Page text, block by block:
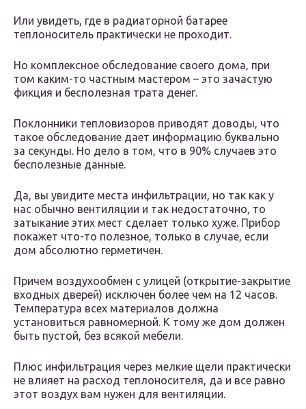
Или увидеть, где в радиаторной батарее
теплоноситель практически не проходит.
Но комплексное обследование своего дома, при
том каким-то частным мастером – это зачастую
фикция и бесполезная трата денег.
Поклонники тепловизоров приводят доводы, что
такое обследование дает информацию буквально
за секунды. Но дело в том, что в 90% случаев это
бесполезные данные.
Да, вы увидите места инфильтрации, но так как у
нас обычно вентиляции и так недостаточно, то
затыкание этих мест сделает только хуже. Прибор
покажет что-то полезное, только в случае, если
дом абсолютно герметичен.
Причем воздухообмен с улицей (открытие-закрытие
входных дверей) исключен более чем на 12 часов.
Температура всех материалов должна
установиться равномерной. К тому же дом должен
быть пустой, без всякой мебели.
Плюс инфильтрация через мелкие щели практически
не влияет на расход теплоносителя, да и все равно
этот воздух вам нужен для вентиляции.